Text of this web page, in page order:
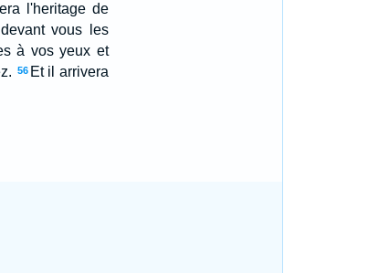
l'heritage de
vous les
à vos yeux et
56 Et il arrivera